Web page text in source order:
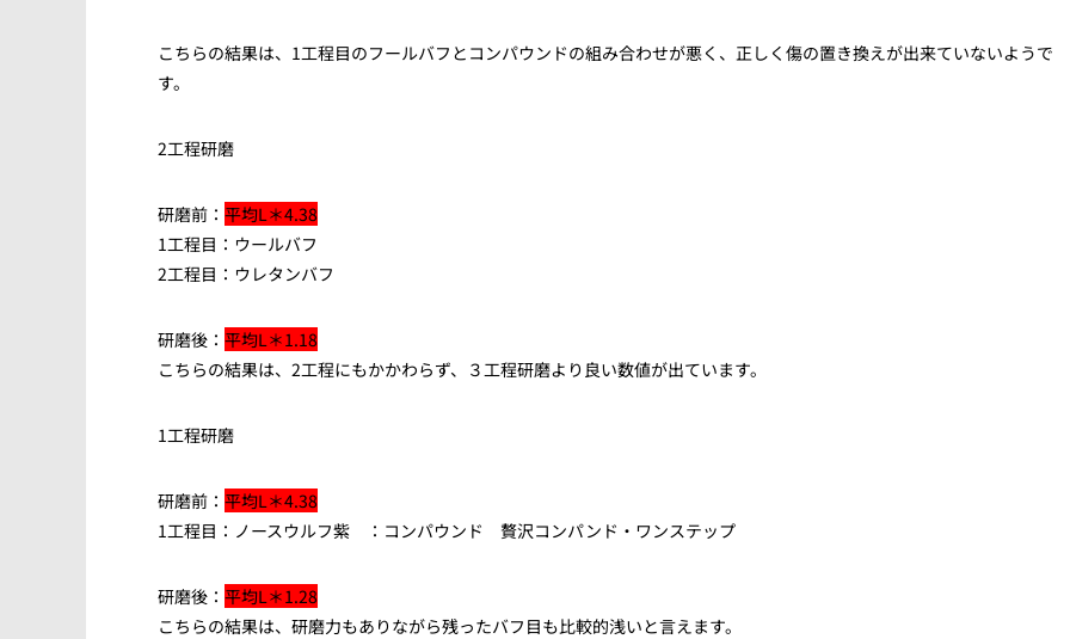
こちらの結果は、1工程目のフールバフとコンパウンドの組み合わせが悪く、正しく傷の置き換えが出来ていないようで
す。
2工程研磨
研磨前： 平均L＊4.38
1工程目：ウールバフ
2工程目：ウレタンバフ
研磨後： 平均L＊1.18
こちらの結果は、2工程にもかかわらず、３工程研磨より良い数値が出ています。
1工程研磨
研磨前： 平均L＊4.38
1工程目：ノースウルフ紫 ：コンパウンド 贅沢コンパンド・ワンステップ
研磨後： 平均L＊1.28
こちらの結果は、研磨力もありながら残ったバフ目も比較的浅いと言えます。